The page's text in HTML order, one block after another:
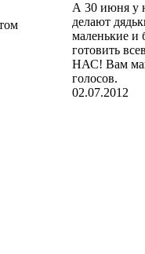
А 30 июня у
делают
маленькие и
готовить
НАС! Вам
голосов.
02.07.2012